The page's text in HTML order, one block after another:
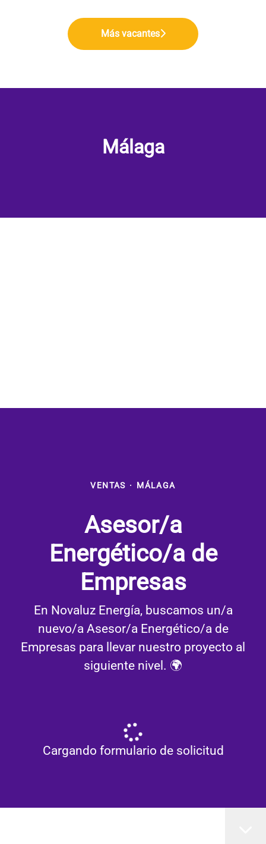
Más vacantes
Málaga
VENTAS · MÁLAGA
Asesor/a
Energético/a de
Empresas
En Novaluz Energía, buscamos un/a
nuevo/a Asesor/a Energético/a de
Empresas para llevar nuestro proyecto al
siguiente nivel. 🌍
Cargando formulario de solicitud